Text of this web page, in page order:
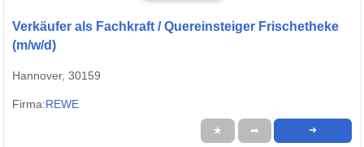
Verkäufer als Fachkraft / Quereinsteiger Frischetheke
(m/w/d)
Hannover, 30159
Firma:REWE
★ ➦ ➜